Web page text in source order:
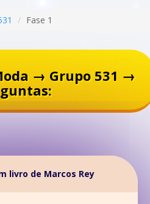
Fase 1
→ Grupo 531 →
livro de Marcos Rey